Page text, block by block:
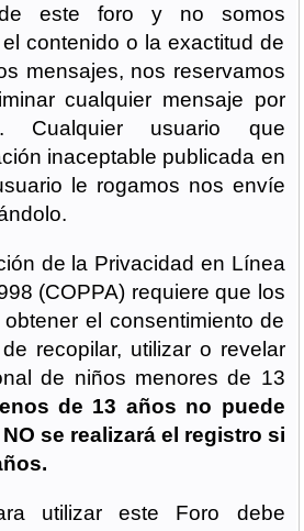
de este foro y no somos
contenido o la exactitud de
mensajes, nos reservamos
cualquier mensaje por
Cualquier usuario que
inaceptable publicada en
le rogamos nos envíe
de la Privacidad en Línea
(COPPA) requiere que los
el consentimiento de
recopilar, utilizar o revelar
de niños menores de 13
de 13 años no puede
se realizará el registro si
utilizar este Foro debe